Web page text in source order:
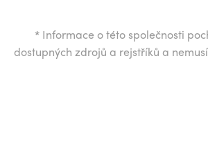
* Informace o této společnosti
dostupných zdrojů a rejstříků a